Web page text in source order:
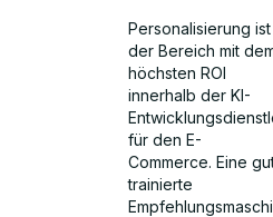
Personalisierung ist
der Bereich mit
höchsten ROI
innerhalb der KI-
für den E-
Commerce. Eine
trainierte